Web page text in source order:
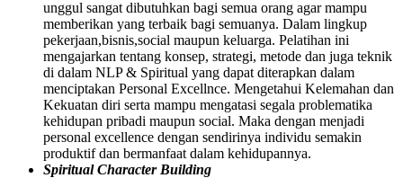
unggul sangat dibutuhkan bagi semua orang agar mampu
memberikan yang terbaik bagi semuanya. Dalam lingkup
pekerjaan,bisnis,social maupun keluarga. Pelatihan ini
mengajarkan tentang konsep, strategi, metode dan juga teknik
di dalam NLP & Spiritual yang dapat diterapkan dalam
menciptakan Personal Excellnce. Mengetahui Kelemahan dan
Kekuatan diri serta mampu mengatasi segala problematika
kehidupan pribadi maupun social. Maka dengan menjadi
personal excellence dengan sendirinya individu semakin
produktif dan bermanfaat dalam kehidupannya.
Spiritual Character Building